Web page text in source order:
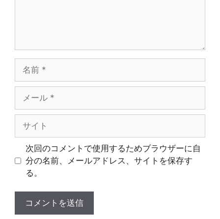
ル
次回のコメントで使用するためブラウザーに自
分の名前、メールアドレス、サイトを保存す
る。